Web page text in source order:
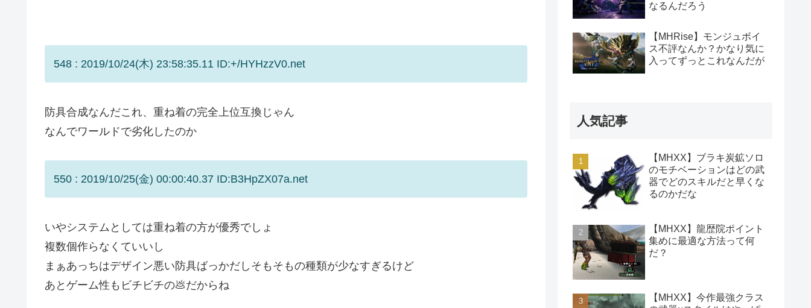
548 : 2019/10/24(木) 23:58:35.11 ID:+/HYHzzV0.net
防具合成なんだこれ、重ね着の完全上位互換じゃん
なんでワールドで劣化したのか
550 : 2019/10/25(金) 00:00:40.37 ID:B3HpZX07a.net
いやシステムとしては重ね着の方が優秀でしょ
複数個作らなくていいし
まぁあっちはデザイン悪い防具ばっかだしそもそもの種類が少なすぎるけど
あとゲーム性もビチビチの💩だからね
なるんだろう
【MHRise】モンジュボイ
ス不評なんか？かなり気に
入ってずっとこれなんだが
人気記事
【MHXX】ブラキ炭鉱ソロ
のモチベーションはどの武
器でどのスキルだと早くな
るのかだな
【MHXX】龍歴院ポイント
集めに最適な方法って何
だ？
【MHXX】今作最強クラス